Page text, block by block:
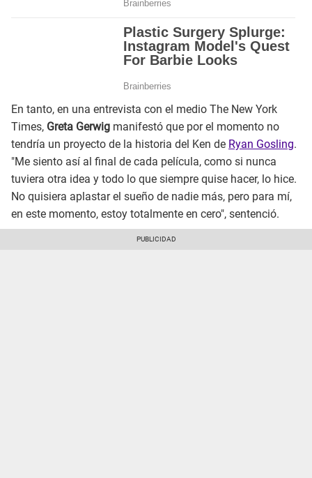
En tanto, en una entrevista con el medio The New York
Times, Greta Gerwig manifestó que por el momento no
tendría un proyecto de la historia del Ken de Ryan Gosling.
"Me siento así al final de cada película, como si nunca
tuviera otra idea y todo lo que siempre quise hacer, lo hice.
No quisiera aplastar el sueño de nadie más, pero para mí,
en este momento, estoy totalmente en cero", sentenció.